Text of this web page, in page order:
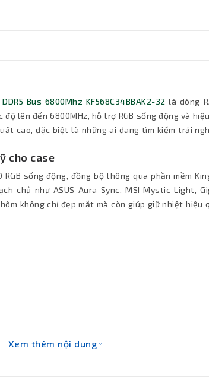
Bus 6800Mhz KF568C34BBAK2-32 là dòng
lên đến 6800MHz, hỗ trợ RGB sống động và
cao, đặc biệt là những ai đang tìm kiếm trải
cho case
sống động, đồng bộ thông qua phần mềm
chủ như ASUS Aura Sync, MSI Mystic Light,
không chỉ đẹp mắt mà còn giúp giữ nhiệt hiệu
Xem thêm nội dung